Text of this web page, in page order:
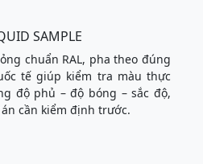
SAMPLE
chuẩn RAL, pha theo đúng
tế giúp kiểm tra màu thực
độ phủ – độ bóng – sắc độ,
cần kiểm định trước.